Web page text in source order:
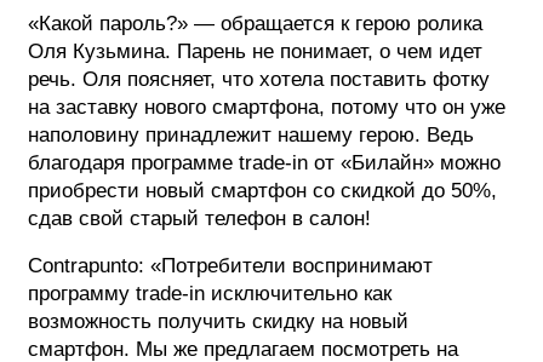
«Какой пароль?» — обращается к герою ролика
Оля Кузьмина. Парень не понимает, о чем идет
речь. Оля поясняет, что хотела поставить фотку
на заставку нового смартфона, потому что он уже
наполовину принадлежит нашему герою. Ведь
благодаря программе trade-in от «Билайн» можно
приобрести новый смартфон со скидкой до 50%,
сдав свой старый телефон в салон!
Contrapunto: «Потребители воспринимают
программу trade-in исключительно как
возможность получить скидку на новый
смартфон. Мы же предлагаем посмотреть на